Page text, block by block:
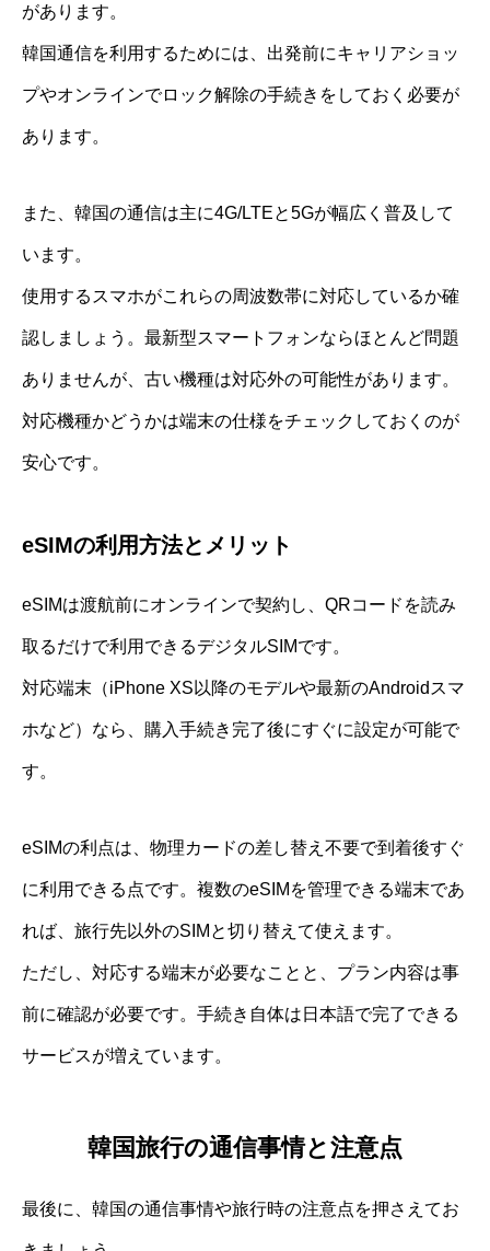
があります。
韓国通信を利用するためには、出発前にキャリアショッ
プやオンラインでロック解除の手続きをしておく必要が
あります。
また、韓国の通信は主に4G/LTEと5Gが幅広く普及して
います。
使用するスマホがこれらの周波数帯に対応しているか確
認しましょう。最新型スマートフォンならほとんど問題
ありませんが、古い機種は対応外の可能性があります。
対応機種かどうかは端末の仕様をチェックしておくのが
安心です。
eSIMの利用方法とメリット
eSIMは渡航前にオンラインで契約し、QRコードを読み
取るだけで利用できるデジタルSIMです。
対応端末（iPhone XS以降のモデルや最新のAndroidスマ
ホなど）なら、購入手続き完了後にすぐに設定が可能で
す。
eSIMの利点は、物理カードの差し替え不要で到着後すぐ
に利用できる点です。複数のeSIMを管理できる端末であ
れば、旅行先以外のSIMと切り替えて使えます。
ただし、対応する端末が必要なことと、プラン内容は事
前に確認が必要です。手続き自体は日本語で完了できる
サービスが増えています。
韓国旅行の通信事情と注意点
最後に、韓国の通信事情や旅行時の注意点を押さえてお